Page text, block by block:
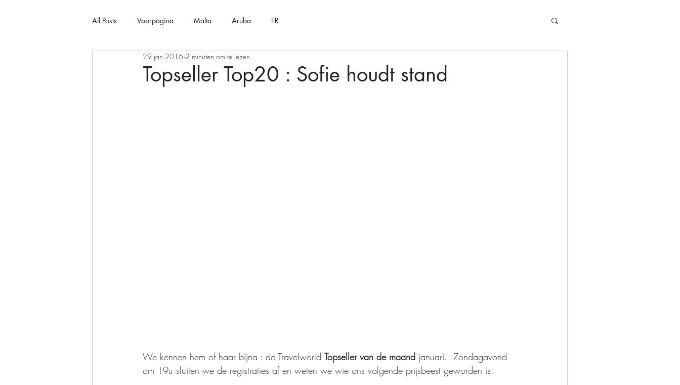
All Posts Voorpagina Malta Aruba FR
Topseller Top20 : Sofie houdt stand
29 jan 2016 2 minuten om te lezen
We kennen hem of haar bijna : de Travelworld Topseller van de maand januari.  Zondagavond
om 19u sluiten we de registraties af en weten we wie ons volgende prijsbeest geworden is.